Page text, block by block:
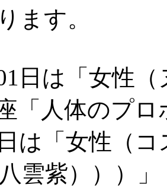
ます。
日は「女性（
「人体のプ
は「女性（
雲紫）））